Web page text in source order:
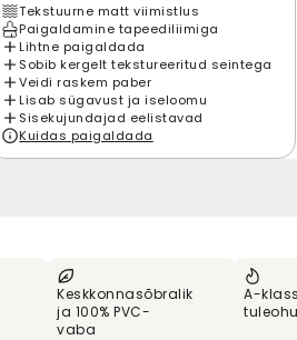
Tekstuurne matt viimistlus
Paigaldamine tapeediliimiga
Lihtne paigaldada
Sobib kergelt tekstureeritud seintega
Veidi raskem paber
Lisab sügavust ja iseloomu
Sisekujundajad eelistavad
Kuidas paigaldada
Keskkonnasõbralik
ja 100% PVC-
vaba
A-